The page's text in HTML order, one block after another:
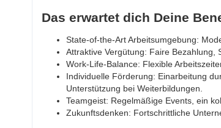
Das erwartet dich Deine
State-of-the-Art Arbeitsumgebung:
Attraktive Vergütung: Faire Bezahlung,
Work-Life-Balance: Flexible
Individuelle Förderung: Einarbeitung
Unterstützung bei Weiterbildungen.
Teamgeist: Regelmäßige Events, ein
Zukunftsdenken: Fortschrittliche